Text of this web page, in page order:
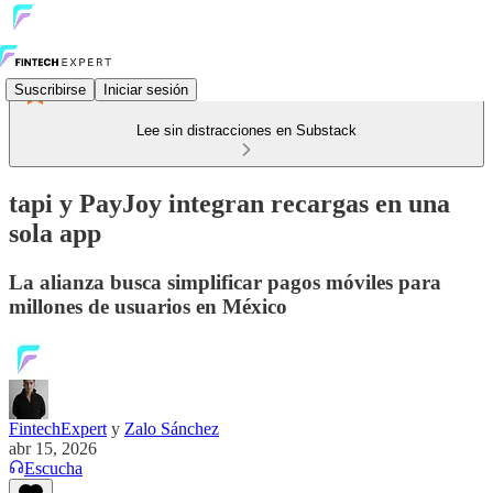
Suscribirse Iniciar sesión
Lee sin distracciones en Substack
tapi y PayJoy integran recargas en una
sola app
La alianza busca simplificar pagos móviles para
millones de usuarios en México
FintechExpert y Zalo Sánchez
abr 15, 2026
Escucha